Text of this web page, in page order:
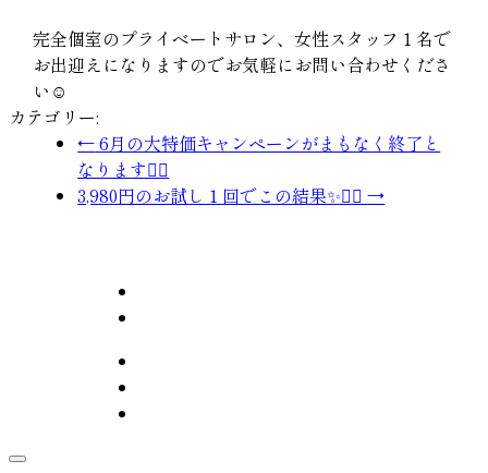
完全個室のプライベートサロン、女性スタッフ１名で
お出迎えになりますのでお気軽にお問い合わせくださ
い☺️
カテゴリー:
←6月の大特価キャンペーンがまもなく終了と
なります🙇‍♂️
3,980円のお試し１回でこの結果✨💆‍♀️→